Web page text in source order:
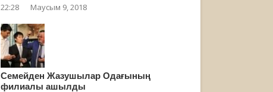
22:28 Маусым 9, 2018
Cемейден Жазушылар Одағының
филиалы ашылды